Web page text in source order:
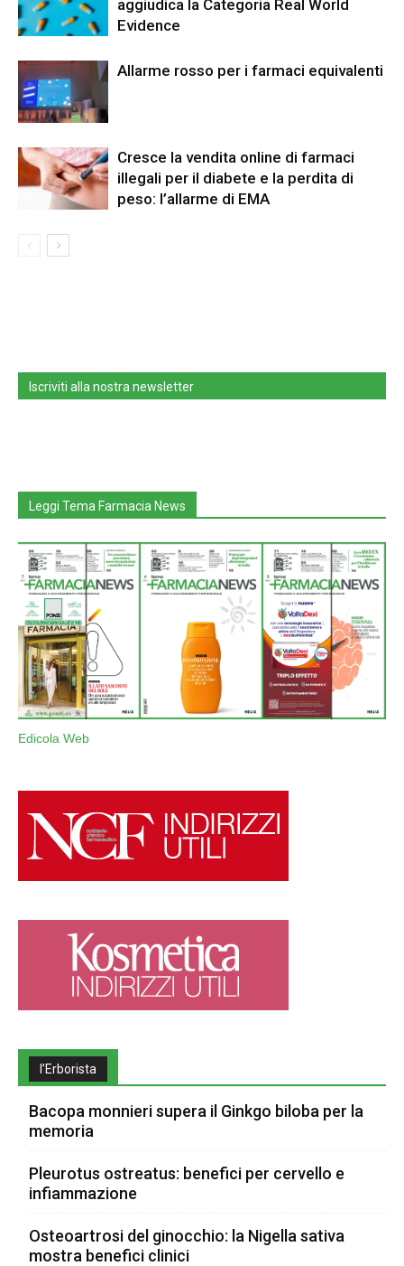
aggiudica la Categoria Real World
Evidence
Allarme rosso per i farmaci equivalenti
Cresce la vendita online di farmaci
illegali per il diabete e la perdita di
peso: l’allarme di EMA
Iscriviti alla nostra newsletter
Leggi Tema Farmacia News
Edicola Web
l’Erborista
Bacopa monnieri supera il Ginkgo biloba per la
memoria
Pleurotus ostreatus: benefici per cervello e
infiammazione
Osteoartrosi del ginocchio: la Nigella sativa
mostra benefici clinici